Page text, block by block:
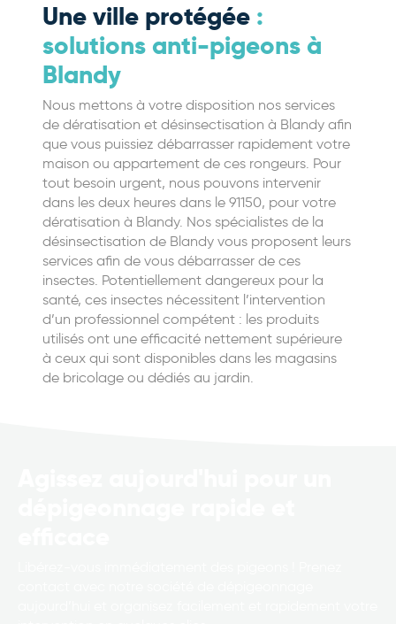
Une ville protégée :
solutions anti-pigeons à
Blandy
Nous mettons à votre disposition nos services
de dératisation et désinsectisation à Blandy afin
que vous puissiez débarrasser rapidement votre
maison ou appartement de ces rongeurs. Pour
tout besoin urgent, nous pouvons intervenir
dans les deux heures dans le 91150, pour votre
dératisation à Blandy. Nos spécialistes de la
désinsectisation de Blandy vous proposent leurs
services afin de vous débarrasser de ces
insectes. Potentiellement dangereux pour la
santé, ces insectes nécessitent l’intervention
d’un professionnel compétent : les produits
utilisés ont une efficacité nettement supérieure
à ceux qui sont disponibles dans les magasins
de bricolage ou dédiés au jardin.